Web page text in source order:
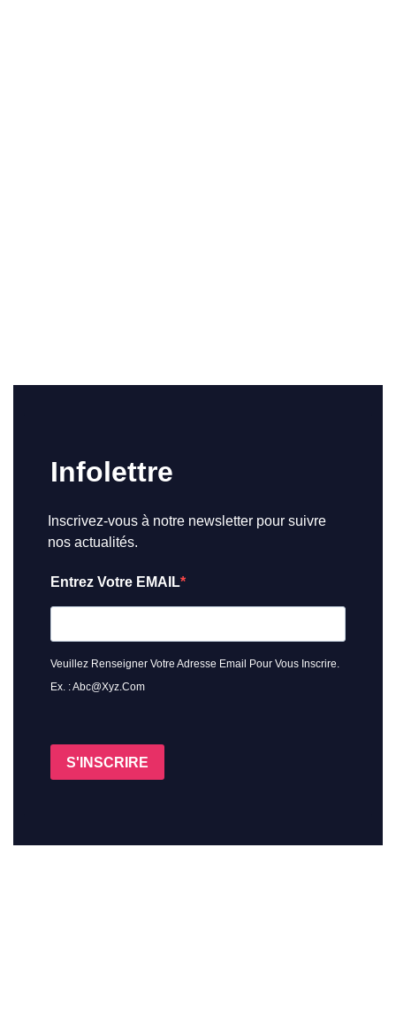
Infolettre
Inscrivez-vous à notre newsletter pour suivre
nos actualités.
Entrez Votre EMAIL
Veuillez Renseigner Votre Adresse Email Pour Vous Inscrire.
Ex. : Abc@xyz.com
S'INSCRIRE